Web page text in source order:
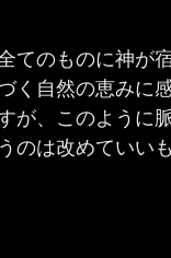
てのものに神が
く自然の恵みに
が、このように
のは改めていい